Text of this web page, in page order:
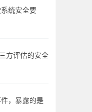
系统安全要
方评估的安全
，暴露的是